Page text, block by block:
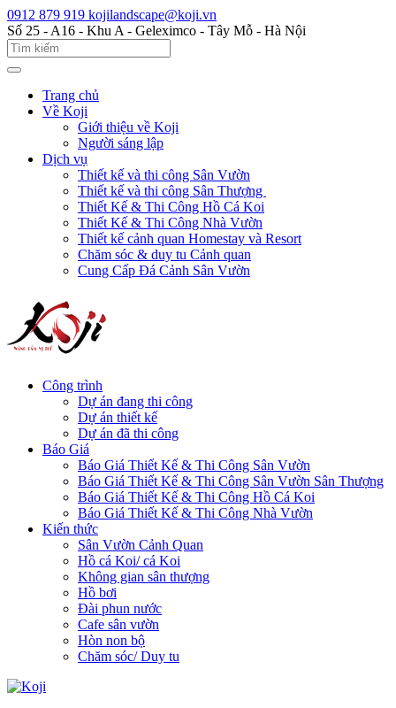
0912 879 919 kojilandscape@koji.vn
Số 25 - A16 - Khu A - Geleximco - Tây Mỗ - Hà Nội
Trang chủ
Về Koji
Giới thiệu về Koji
Người sáng lập
Dịch vụ
Thiết kế và thi công Sân Vườn
Thiết kế và thi công Sân Thượng
Thiết Kế & Thi Công Hồ Cá Koi
Thiết Kế & Thi Công Nhà Vườn
Thiết kế cảnh quan Homestay và Resort
Chăm sóc & duy tu Cảnh quan
Cung Cấp Đá Cảnh Sân Vườn
Công trình
Dự án đang thi công
Dự án thiết kế
Dự án đã thi công
Báo Giá
Báo Giá Thiết Kế & Thi Công Sân Vườn
Báo Giá Thiết Kế & Thi Công Sân Vườn Sân Thượng
Báo Giá Thiết Kế & Thi Công Hồ Cá Koi
Báo Giá Thiết Kế & Thi Công Nhà Vườn
Kiến thức
Sân Vườn Cảnh Quan
Hồ cá Koi/ cá Koi
Không gian sân thượng
Hồ bơi
Đài phun nước
Cafe sân vườn
Hòn non bộ
Chăm sóc/ Duy tu